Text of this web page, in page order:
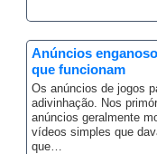
Anúncios
que funcionam
Os anúncios de jogos
adivinhação. Nos
anúncios geralmente
vídeos simples que
que…